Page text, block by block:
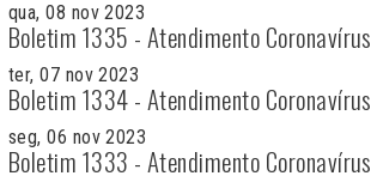
qua, 08 nov 2023
Boletim 1335 - Atendimento Coronavírus
ter, 07 nov 2023
Boletim 1334 - Atendimento Coronavírus
seg, 06 nov 2023
Boletim 1333 - Atendimento Coronavírus